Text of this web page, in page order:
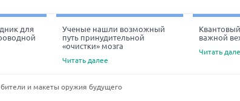
для
Ученые нашли возможный
путь принудительной
«очистки» мозга
Читать далее
важной
Читать
и макеты оружия будущего